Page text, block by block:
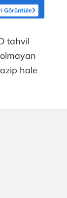
Görüntüle
tahvil
hale